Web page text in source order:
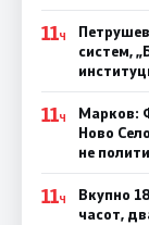
11Ч
систем,
11Ч
Марков:
Ново
не
11Ч
Вкупно
часот,